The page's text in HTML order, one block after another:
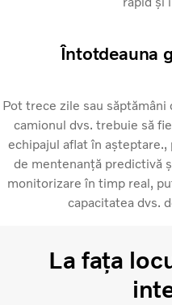
Întotdeauna
Pot trece zile sau
camionul dvs. trebuie să
echipajul aflat în
de mentenanță predictivă
monitorizare în timp real,
capacitatea dvs.
La fața